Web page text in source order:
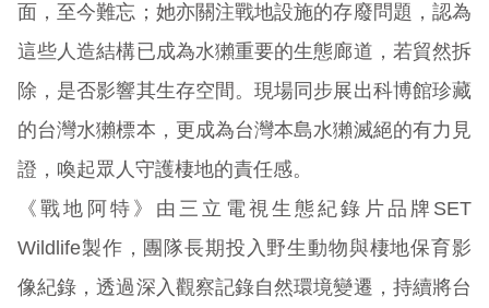
面，至今難忘；她亦關注戰地設施的存廢問題，認為
這些人造結構已成為水獺重要的生態廊道，若貿然拆
除，是否影響其生存空間。現場同步展出科博館珍藏
的台灣水獺標本，更成為台灣本島水獺滅絕的有力見
證，喚起眾人守護棲地的責任感。
《戰地阿特》由三立電視生態紀錄片品牌SET
Wildlife製作，團隊長期投入野生動物與棲地保育影
像紀錄，透過深入觀察記錄自然環境變遷，持續將台